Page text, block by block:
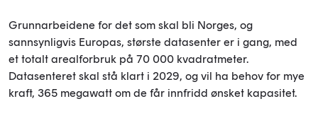
Grunnarbeidene for det som skal bli Norges, og
sannsynligvis Europas, største datasenter er i gang, med
et totalt arealforbruk på 70 000 kvadratmeter.
Datasenteret skal stå klart i 2029, og vil ha behov for mye
kraft, 365 megawatt om de får innfridd ønsket kapasitet.